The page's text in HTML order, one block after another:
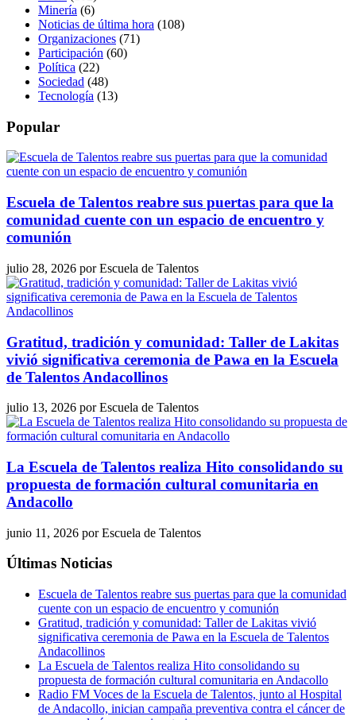
Minería (6)
Noticias de última hora (108)
Organizaciones (71)
Participación (60)
Política (22)
Sociedad (48)
Tecnología (13)
Popular
Escuela de Talentos reabre sus puertas para que la
comunidad cuente con un espacio de encuentro y
comunión
julio 28, 2026 porEscuela de Talentos
Gratitud, tradición y comunidad: Taller de Lakitas
vivió significativa ceremonia de Pawa en la Escuela
de Talentos Andacollinos
julio 13, 2026 porEscuela de Talentos
La Escuela de Talentos realiza Hito consolidando su
propuesta de formación cultural comunitaria en
Andacollo
junio 11, 2026 porEscuela de Talentos
Últimas Noticias
Escuela de Talentos reabre sus puertas para que la comunidad
cuente con un espacio de encuentro y comunión
Gratitud, tradición y comunidad: Taller de Lakitas vivió
significativa ceremonia de Pawa en la Escuela de Talentos
Andacollinos
La Escuela de Talentos realiza Hito consolidando su
propuesta de formación cultural comunitaria en Andacollo
Radio FM Voces de la Escuela de Talentos, junto al Hospital
de Andacollo, inician campaña preventiva contra el cáncer de